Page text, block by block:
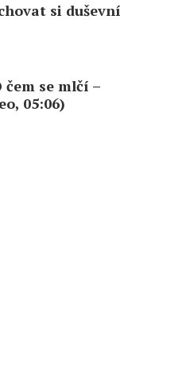
si duševní
se mlčí –
05:06)